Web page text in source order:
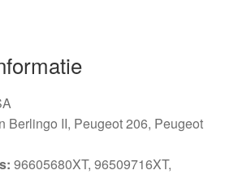
Berlingo II, Peugeot 206, Peugeot
96605680XT, 96509716XT,